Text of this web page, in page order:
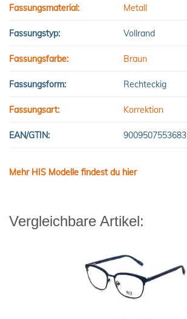
Fassungsmaterial: Metall
Fassungstyp: Vollrand
Fassungsfarbe: Braun
Fassungsform: Rechteckig
Fassungsart: Korrektion
EAN/GTIN: 9009507553683
Mehr HIS Modelle findest du hier
Vergleichbare Artikel: